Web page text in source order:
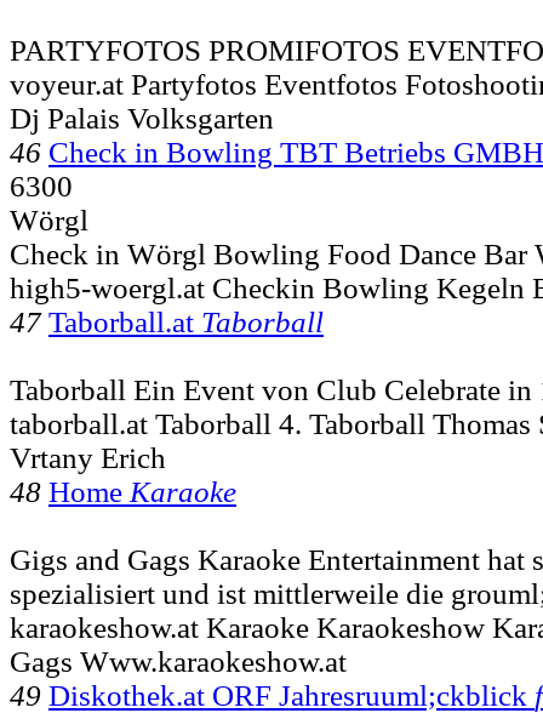
PARTYFOTOS PROMIFOTOS
voyeur.at Partyfotos Eventfotos
Dj Palais Volksgarten
46 Check in Bowling TBT Betriebs GMBH
6300
Wörgl
Check in Wörgl Bowling Food Dance Bar
high5-woergl.at Checkin Bowling Kegeln
47 Taborball.at Taborball
Taborball Ein Event von Club Celebrate in
taborball.at Taborball 4. Taborball Thomas
Vrtany Erich
48 Home Karaoke
Gigs and Gags Karaoke Entertainment hat
spezialisiert und ist mittlerweile die
karaokeshow.at Karaoke Karaokeshow
Gags Www.karaokeshow.at
49 Diskothek.at ORF Jahresruuml;ckblick